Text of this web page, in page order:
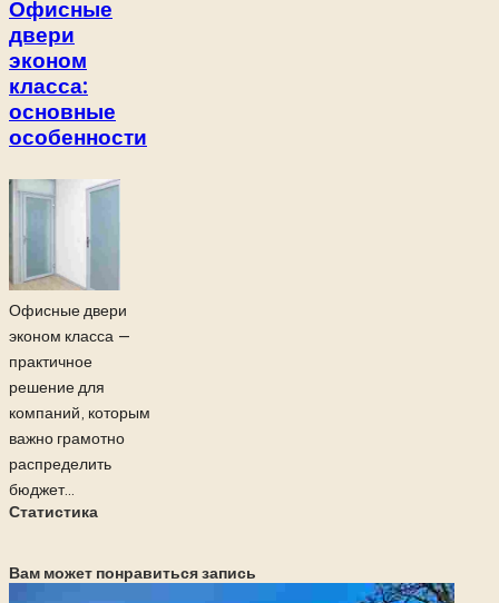
Офисные
двери
эконом
класса:
основные
особенности
Офисные двери
эконом класса —
практичное
решение для
компаний, которым
важно грамотно
распределить
бюджет...
Статистика
Вам может понравиться запись